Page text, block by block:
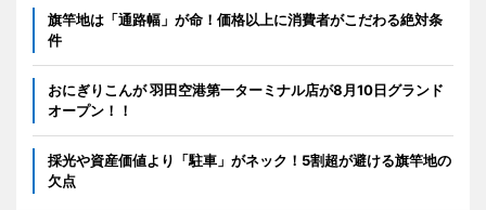
旗竿地は「通路幅」が命！価格以上に消費者がこだわる絶対条
件
おにぎりこんが 羽田空港第一ターミナル店が8月10日グランド
オープン！！
採光や資産価値より「駐車」がネック！5割超が避ける旗竿地の
欠点